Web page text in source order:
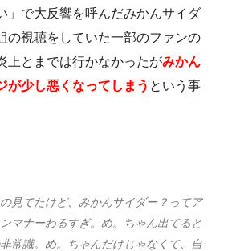
」で大反響を呼んだみかんサイダ
の視聴をしていた一部のファンの
上とまでは行かなかったがみかん
が少し悪くなってしまう という事
見てたけど、みかんサイダー？ってア
マナーわるすぎ。め。ちゃん出てると
常識。め。ちゃんだけじゃなくて、自